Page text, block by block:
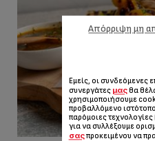
ΜΑΣ
Εμείς, οι συνδεόμενες
συνεργάτες μαςθα
χρησιμοποιήσουμε
προβαλλόμενο
παρόμοιες
για να συλλέξουμε
σαςπροκειμένου να
Απόρριψη μη